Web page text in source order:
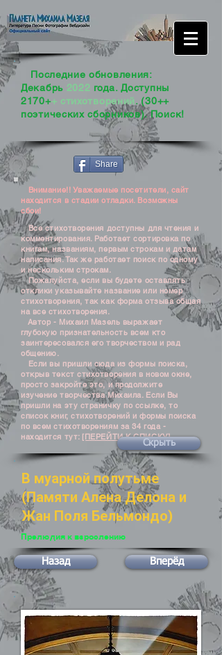
Последние обновления:
Декабрь2022 года. Доступны
2170++ стихотворений. (30++
поэтических сборников). Поиск!
Share
Внимание!! Уважаемые посетители, сайт
находится в стадии отладки. Возможны
сбои!
Все стихотворения доступны для чтения и
комментирования. Работает сортировка по
книгам, названиям, первым строкам и датам
написания. Так же работает поиск по одному
и нескольким строкам.
Пожалуйста, если вы будете оставлять
отклики указывайте название или номер
стихотворения, так как форма отзыва общая
на все стихотворения.
Автор - Михаил Мазель выражает
глубокую признательность всем кто
заинтересовался его творчеством и рад
общению.
Если вы пришли сюда из формы поиска,
открыв текст стихотворения в новом окне,
просто закройте это, и продолжите
изучение творчества Михаила. Если Вы
пришли на эту страничку по ссылке, то
список книг, стихотворений и формы поиска
по всем стихотворениям за 34 года -
находится тут: [ПЕРЕЙТИ К СПИСКУ]
Скрыть
В муарной полутьме
(Памяти Алена Делона и
Жан Поля Бельмондо)
Прелюдия к взрослению
Назад Вперёд